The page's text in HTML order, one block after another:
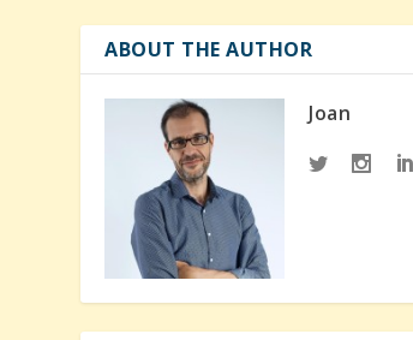
ABOUT THE AUTHOR
Joan